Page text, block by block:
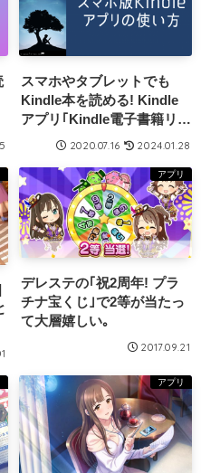
スマホやタブレットでも
Kindle本を読める! Kindle
アプリ｢Kindle電子書籍リー
ダー｣の使い方
2020.07.16 2024.01.28
アプリ
デレステの｢祝2周年! プラ
チナ宝くじ｣で2等が当たっ
て大層嬉しい｡
2017.09.21
アプリ